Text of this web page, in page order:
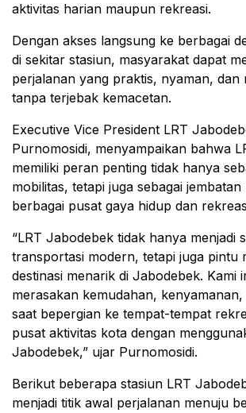
aktivitas harian maupun rekreasi.
Dengan akses langsung ke berbagai
di sekitar stasiun, masyarakat dapat
perjalanan yang praktis, nyaman, dan
tanpa terjebak kemacetan.
Executive Vice President LRT
Purnomosidi, menyampaikan bahwa
memiliki peran penting tidak hanya
mobilitas, tetapi juga sebagai jembatan
berbagai pusat gaya hidup dan
“LRT Jabodebek tidak hanya menjadi
transportasi modern, tetapi juga pintu
destinasi menarik di Jabodebek. Kami
merasakan kemudahan, kenyamanan,
saat bepergian ke tempat-tempat
pusat aktivitas kota dengan
Jabodebek,” ujar Purnomosidi.
Berikut beberapa stasiun LRT
menjadi titik awal perjalanan menuju